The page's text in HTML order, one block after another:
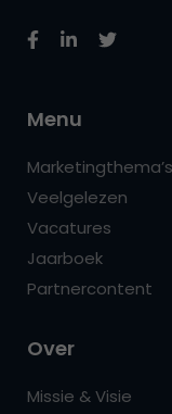
Menu
Marketingthema’s
Veelgelezen
Vacatures
Jaarboek
Partnercontent
Over
Missie & Visie